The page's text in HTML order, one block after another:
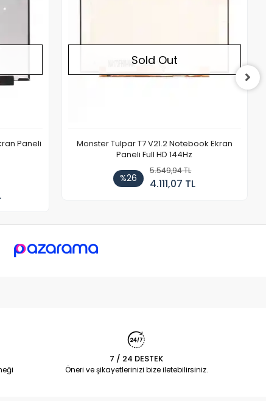
Paneli
Sold Out
Monster Tulpar T7 V21.2 Notebook Ekran
Paneli Full HD 144Hz
%26
5.549,94 TL
4.111,07 TL
7 / 24 DESTEK
Öneri ve şikayetlerinizi bize iletebilirsiniz.